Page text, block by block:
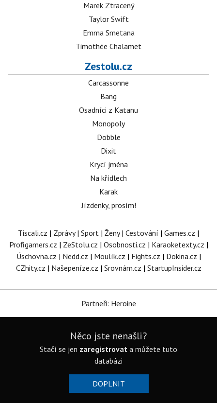
Marek Ztracený
Taylor Swift
Emma Smetana
Timothée Chalamet
Zestolu.cz
Carcassonne
Bang
Osadníci z Katanu
Monopoly
Dobble
Dixit
Krycí jména
Na křídlech
Karak
Jízdenky, prosím!
Tiscali.cz | Zprávy| Sport | Ženy| Cestování | Games.cz |
Profigamers.cz | ZeStolu.cz | Osobnosti.cz | Karaoketexty.cz |
Úschovna.cz | Nedd.cz | Moulík.cz | Fights.cz | Dokina.cz |
CZhity.cz | Našepeníze.cz | Srovnám.cz | StartupInsider.cz
Partneři: Heroine
Něco jste nenašli?
Stačí se jen zaregistrovat a můžete tuto
databázi
DOPLNIT